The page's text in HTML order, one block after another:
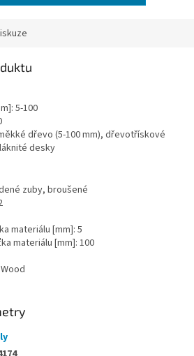
5-100
dřevo (5-100 mm), dřevotřískové
desky
zuby, broušené
materiálu [mm]: 5
materiálu [mm]: 100